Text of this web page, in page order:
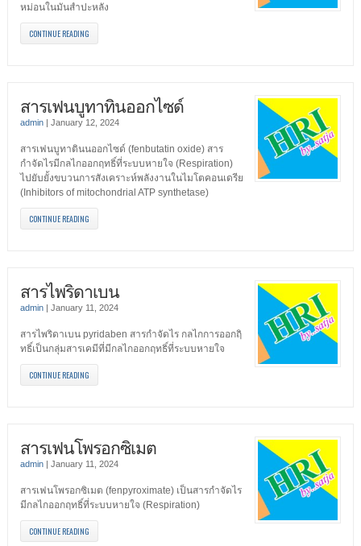
หม่อนในมันสำปะหลัง
CONTINUE READING
สารเฟนบูทาทินออกไซด์
admin| January 12, 2024
สารเฟนบูทาตินนออกไซด์ (fenbutatin oxide) สาร
กำจัดไรมีกลไกออกฤทธิ์ที่ระบบหายใจ (Respiration)
ไปยับยั้งขบวนการสังเคราะห์พลังงานในไมโตคอนเดรีย
(Inhibitors of mitochondrial ATP synthetase)
CONTINUE READING
สารไพริดาเบน
admin| January 11, 2024
สารไพริดาเบน pyridaben สารกำจัดไร กลไกการออกฤิ
ทธิ์เป็นกลุ่มสารเคมีที่มีกลไกออกฤทธิ์ที่ระบบหายใจ
CONTINUE READING
สารเฟนโพรอกซิเมต
admin| January 11, 2024
สารเฟนโพรอกซิเมต (fenpyroximate) เป็นสารกำจัดไร
มีกลไกออกฤทธิ์ที่ระบบหายใจ (Respiration)
CONTINUE READING